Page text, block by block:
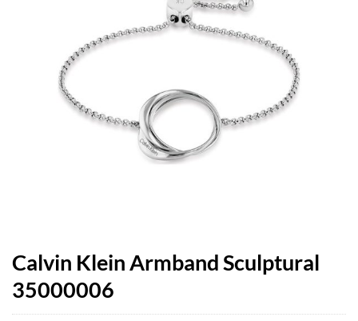
Calvin Klein Armband Sculptural
35000006